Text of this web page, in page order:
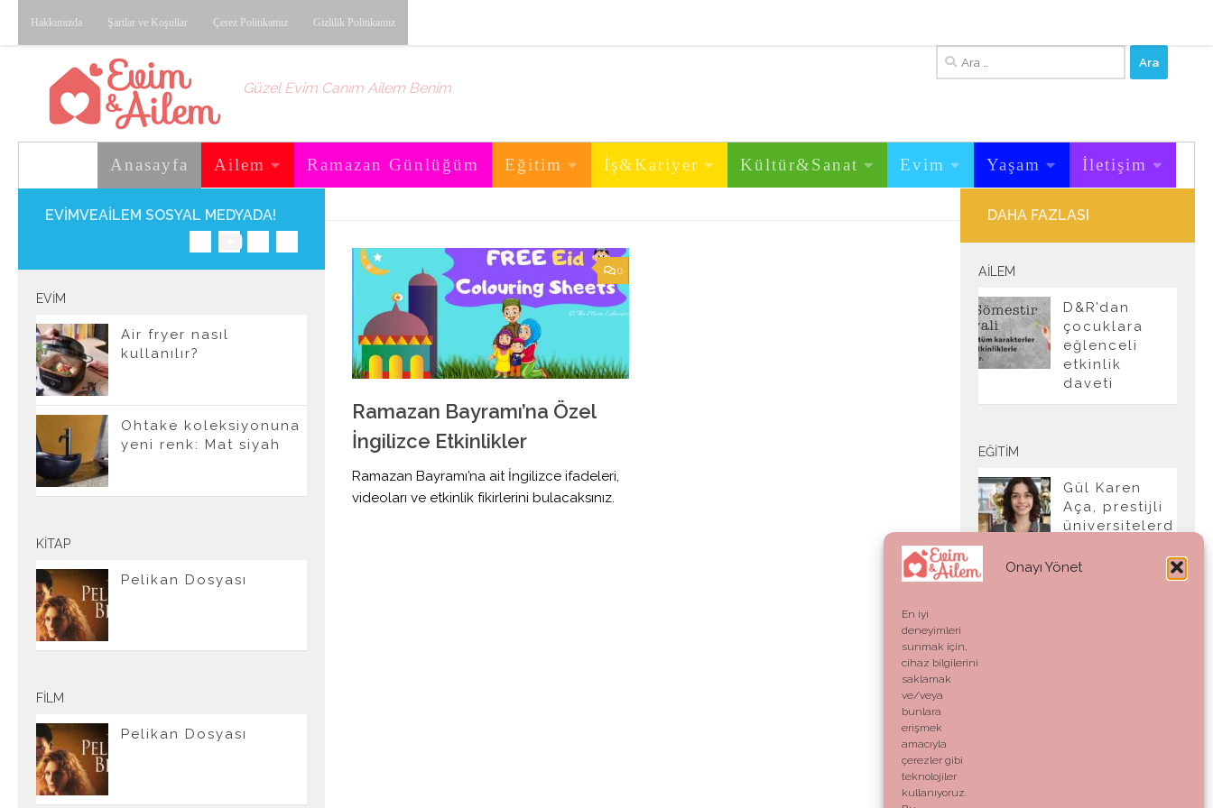
Onayı Yönet
En iyi
deneyimleri
sunmak için,
cihaz bilgilerini
saklamak
ve/veya
bunlara
erişmek
amacıyla
çerezler gibi
teknolojiler
kullanıyoruz.
Skip to content
Hakkımızda Şartlar ve Koşullar Çerez Politikamız Gizlilik Politikamız
Güzel Evim Canım Ailem Benim
Arama:
Anasayfa Ailem Ramazan Günlüğüm Eğitim İş&Kariyer Kültür&Sanat Evim Yaşam İletişim
0
Ramazan Bayramı’na Özel
İngilizce Etkinlikler
Ramazan Bayramı’na ait İngilizce ifadeleri,
videoları ve etkinlik fikirlerini bulacaksınız.
EVIMVEAILEM SOSYAL MEDYADA!
EVIM
Air fryer nasıl
kullanılır?
Ohtake koleksiyonuna
yeni renk: Mat siyah
KITAP
Pelikan Dosyası
FILM
Pelikan Dosyası
DAHA FAZLASI
AILEM
D&R’dan
çocuklara
eğlenceli
etkinlik
daveti
EĞITIM
Gül Karen
Aça, prestijli
üniversitelerd
kabul aldı